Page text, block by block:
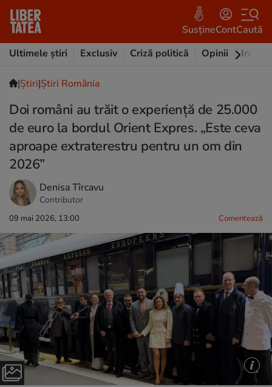
SusțineContCaută
Ultimele știri
Exclusiv Criză politică Opinii
|Ştiri|Știri România
Doi români au trăit o experiență de 25.000
de euro la bordul Orient Expres. „Este ceva
aproape extraterestru pentru un om din
2026”
Denisa Tîrcavu
Contributor
09 mai 2026, 13:00 Comentează